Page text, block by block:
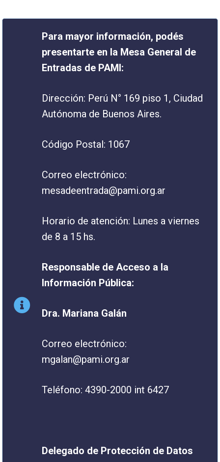
Para mayor información, podés
presentarte en la Mesa General de
Entradas de PAMI:
Dirección: Perú N° 169 piso 1, Ciudad
Autónoma de Buenos Aires.
Código Postal: 1067
Correo electrónico:
mesadeentrada@pami.org.ar
Horario de atención: Lunes a viernes
de 8 a 15 hs.
Responsable de Acceso a la
Información Pública:
Dra. Mariana Galán
Correo electrónico:
mgalan@pami.org.ar
Teléfono: 4390-2000 int 6427
Delegado de Protección de Datos